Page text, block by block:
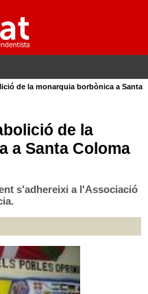
de la monarquia borbònica a Santa
de la
a Santa Coloma
s'adhereixi a l'Associació